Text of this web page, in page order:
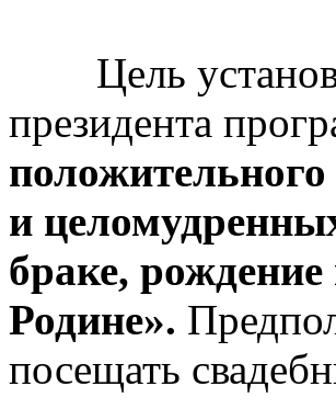
Цель
президента
и
браке,
Родине».
посещать